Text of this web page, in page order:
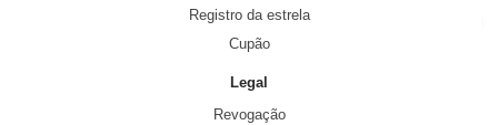
Registro da estrela
Cupão
Legal
Revogação